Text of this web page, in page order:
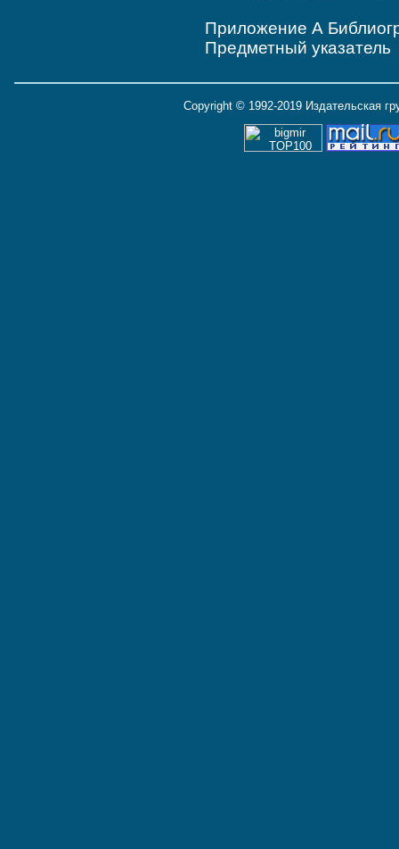
Приложение А
Предметный указатель
Copyright © 1992-2019 Издательская